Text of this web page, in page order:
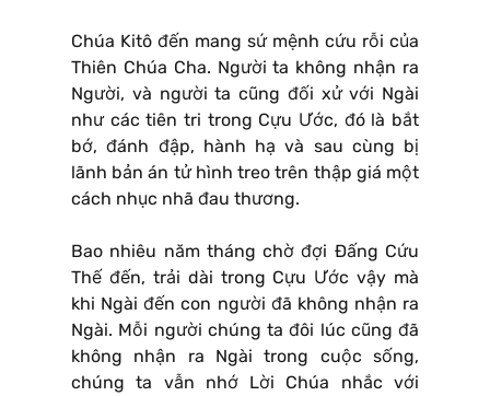
Chúa Kitô đến mang sứ mệnh cứu rỗi của
Thiên Chúa Cha. Người ta không nhận ra
Người, và người ta cũng đối xử với Ngài
như các tiên tri trong Cựu Ước, đó là bắt
bớ, đánh đập, hành hạ và sau cùng bị
lãnh bản án tử hình treo trên thập giá một
cách nhục nhã đau thương.
Bao nhiêu năm tháng chờ đợi Ðấng Cứu
Thế đến, trải dài trong Cựu Ước vậy mà
khi Ngài đến con người đã không nhận ra
Ngài. Mỗi người chúng ta đôi lúc cũng đã
không nhận ra Ngài trong cuộc sống,
chúng ta vẫn nhớ Lời Chúa nhắc với